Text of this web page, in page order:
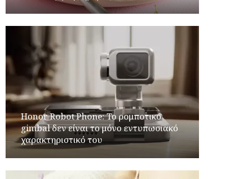
Honor Robot Phone: Το ρομποτικό
gimbal δεν είναι το μόνο εντυπωσιακό
χαρακτηριστικό του